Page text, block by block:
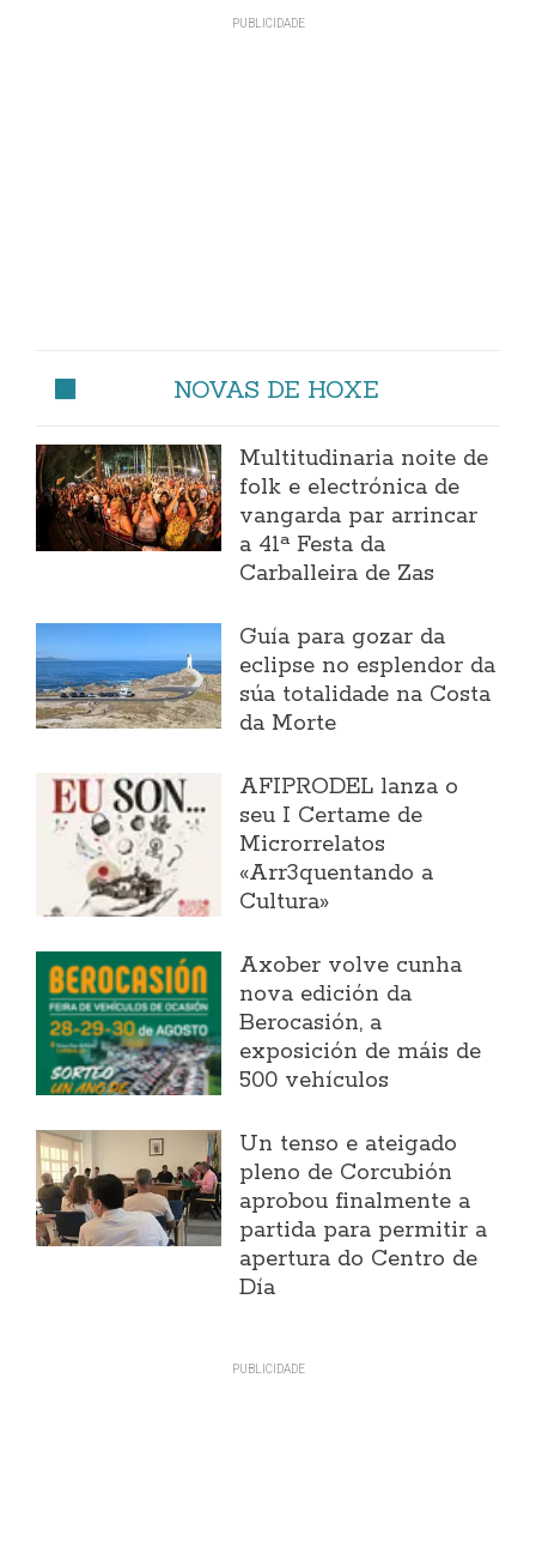
NOVAS DE HOXE
Multitudinaria noite de
folk e electrónica de
vangarda par arrincar
a 41ª Festa da
Carballeira de Zas
Guía para gozar da
eclipse no esplendor da
súa totalidade na Costa
da Morte
AFIPRODEL lanza o
seu I Certame de
Microrrelatos
«Arr3quentando a
Cultura»
Axober volve cunha
nova edición da
Berocasión, a
exposición de máis de
500 vehículos
Un tenso e ateigado
pleno de Corcubión
aprobou finalmente a
partida para permitir a
apertura do Centro de
Día